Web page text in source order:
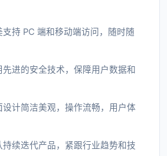
支持 PC 端和移动端访问，随时随
先进的安全技术，保障用户数据和
设计简洁美观，操作流畅，用户体
持续迭代产品，紧跟行业趋势和技